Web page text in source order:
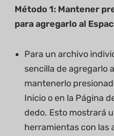
Método 1: Mantener
para agregarlo al
Para un archivo
sencilla de agregarlo
mantenerlo
Inicio o en la Página
dedo. Esto mostrará
herramientas con las